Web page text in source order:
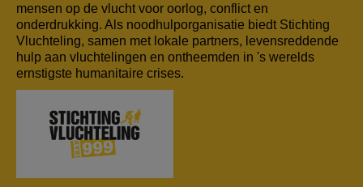
mensen op de vlucht voor oorlog, conflict en
onderdrukking. Als noodhulporganisatie biedt Stichting
Vluchteling, samen met lokale partners, levensreddende
hulp aan vluchtelingen en ontheemden in 's werelds
ernstigste humanitaire crises.